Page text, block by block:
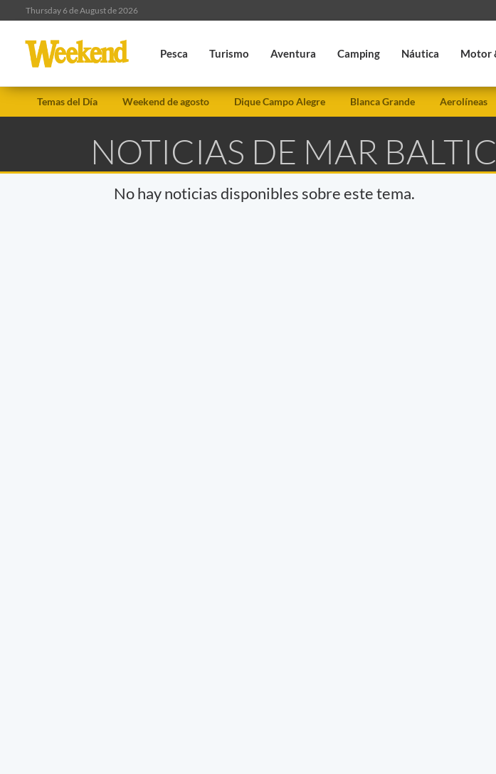
Thursday 6 de August de 2026
Pesca Turismo Aventura Camping Náutica Motor
Temas del Día Weekend de agosto Dique Campo Alegre Blanca Grande Aerolíneas
NOTICIAS DE MAR
No hay noticias disponibles sobre este tema.